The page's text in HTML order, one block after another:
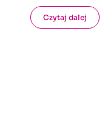
Czytaj dalej